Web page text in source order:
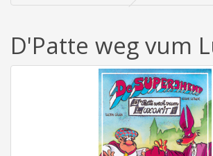
D'Patte weg vum